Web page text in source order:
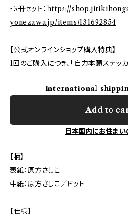
・3冊セット： https://
yonezawa.jp/items/131692854
【公式オンラインショップ購入特典】
1回のご購入につき、「自力本願ステッ
International
Add to
日本国内にお住まい
【柄】
表紙：原方さしこ
中紙：原方さしこ／ドット
【仕様】